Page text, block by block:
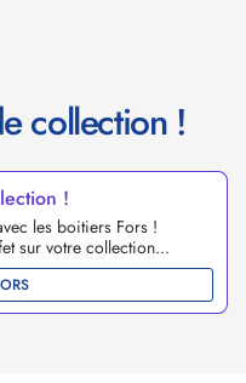
collection !
!
les boitiers Fors !
sur votre collection...